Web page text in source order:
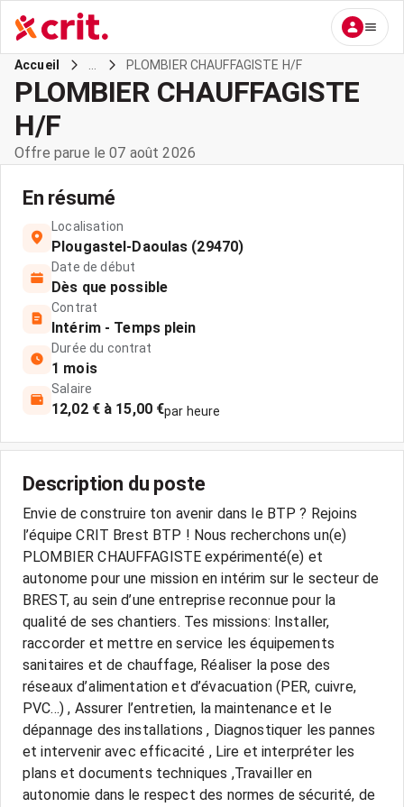
Accueil PLOMBIER CHAUFFAGISTE H/F
PLOMBIER CHAUFFAGISTE
H/F
Offre parue le 07 août 2026
En résumé
Localisation
Plougastel-Daoulas (29470)
Date de début
Dès que possible
Contrat
Intérim - Temps plein
Durée du contrat
1 mois
Salaire
12,02 € à 15,00 €par heure
Description du poste
Envie de construire ton avenir dans le BTP ? Rejoins
l’équipe CRIT Brest BTP ! Nous recherchons un(e)
PLOMBIER CHAUFFAGISTE expérimenté(e) et
autonome pour une mission en intérim sur le secteur de
BREST, au sein d’une entreprise reconnue pour la
qualité de ses chantiers. Tes missions: Installer,
raccorder et mettre en service les équipements
sanitaires et de chauffage, Réaliser la pose des
réseaux d’alimentation et d’évacuation (PER, cuivre,
PVC...) , Assurer l’entretien, la maintenance et le
dépannage des installations , Diagnostiquer les pannes
et intervenir avec efficacité , Lire et interpréter les
plans et documents techniques ,Travailler en
autonomie dans le respect des normes de sécurité, de